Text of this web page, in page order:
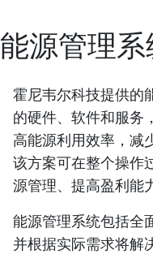
能源管理
霍尼韦尔科技提供的
的硬件、软件和服务
高能源利用效率，减
该方案可在整个操作
源管理、提高盈利能
能源管理系统包括全
并根据实际需求将解